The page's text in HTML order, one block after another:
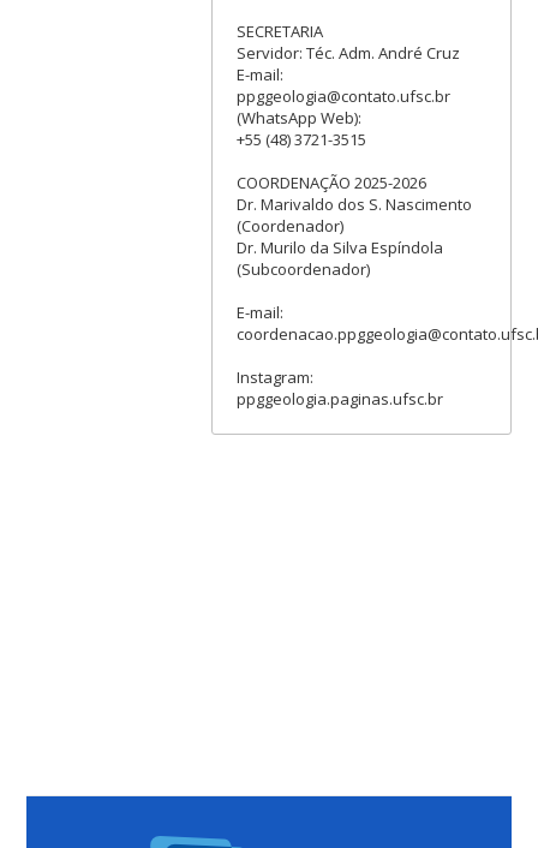
SECRETARIA
Servidor: Téc. Adm. André Cruz
E-mail:
ppggeologia@contato.ufsc.br
(WhatsApp Web):
+55 (48) 3721-3515
COORDENAÇÃO 2025-2026
Dr. Marivaldo dos S. Nascimento
(Coordenador)
Dr. Murilo da Silva Espíndola
(Subcoordenador)
E-mail:
Instagram:
ppggeologia.paginas.ufsc.br